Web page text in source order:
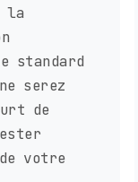
la
standard
serez
de
votre